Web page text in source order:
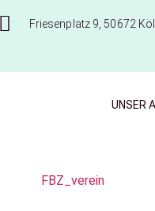
Friesenplatz 9, 50672
UNSER